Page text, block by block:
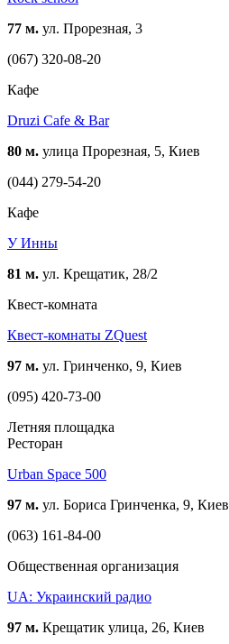
77 м. ул. Прорезная, 3
(067) 320-08-20
Кафе
Druzi Cafe & Bar
80 м. улица Прорезная, 5, Киев
(044) 279-54-20
Кафе
У Инны
81 м. ул. Крещатик, 28/2
Квест-комната
Квест-комнаты ZQuest
97 м. ул. Гринченко, 9, Киев
(095) 420-73-00
Летняя площадка
Ресторан
Urban Space 500
97 м. ул. Бориса Гринченка, 9, Киев
(063) 161-84-00
Общественная организация
UA: Украинский радио
97 м. Крещатик улица, 26, Киев